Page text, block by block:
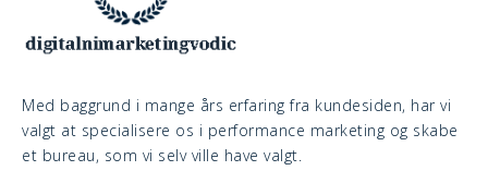
Med baggrund i mange års erfaring fra kundesiden, har vi
valgt at specialisere os i performance marketing og skabe
et bureau, som vi selv ville have valgt.